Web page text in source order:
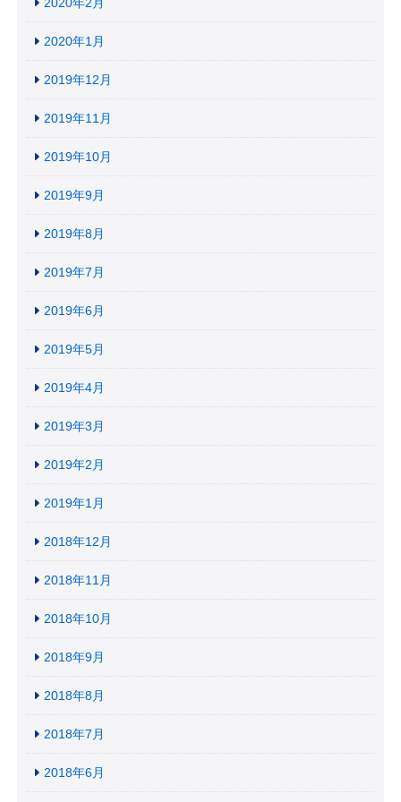
2020年2月
2020年1月
2019年12月
2019年11月
2019年10月
2019年9月
2019年8月
2019年7月
2019年6月
2019年5月
2019年4月
2019年3月
2019年2月
2019年1月
2018年12月
2018年11月
2018年10月
2018年9月
2018年8月
2018年7月
2018年6月